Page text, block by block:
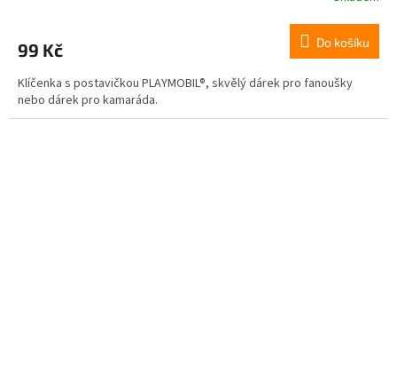
99 Kč Do košíku
Klíčenka s postavičkou PLAYMOBIL®, skvělý dárek pro fanoušky
nebo dárek pro kamaráda.